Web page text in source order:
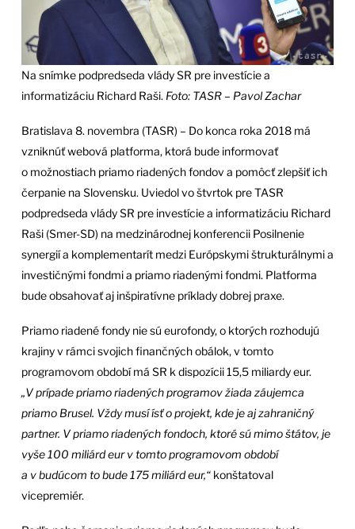
Na snímke podpredseda vlády SR pre investície a
informatizáciu Richard Raši. Foto: TASR – Pavol Zachar
Bratislava 8. novembra (TASR) – Do konca roka 2018 má
vzniknúť webová platforma, ktorá bude informovať
o možnostiach priamo riadených fondov a pomôcť zlepšiť ich
čerpanie na Slovensku. Uviedol vo štvrtok pre TASR
podpredseda vlády SR pre investície a informatizáciu Richard
Raši (Smer-SD) na medzinárodnej konferencii Posilnenie
synergií a komplementarít medzi Európskymi štrukturálnymi a
investičnými fondmi a priamo riadenými fondmi. Platforma
bude obsahovať aj inšpiratívne príklady dobrej praxe.
Priamo riadené fondy nie sú eurofondy, o ktorých rozhodujú
krajiny v rámci svojich finančných obálok, v tomto
programovom období má SR k dispozícii 15,5 miliardy eur.
„V prípade priamo riadených programov žiada záujemca
priamo Brusel. Vždy musí ísť o projekt, kde je aj zahraničný
partner. V priamo riadených fondoch, ktoré sú mimo štátov, je
vyše 100 miliárd eur v tomto programovom období
a v budúcom to bude 175 miliárd eur,“konštatoval
vicepremiér.